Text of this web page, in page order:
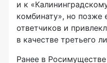
и к
комбинату», но позже
ответчиков и
в качестве третьего
Ранее в Росимуществе